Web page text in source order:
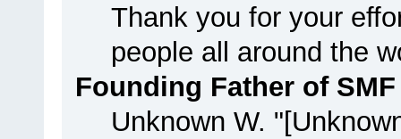
Thank you for your
people all around the
Founding Father of SMF
Unknown W.